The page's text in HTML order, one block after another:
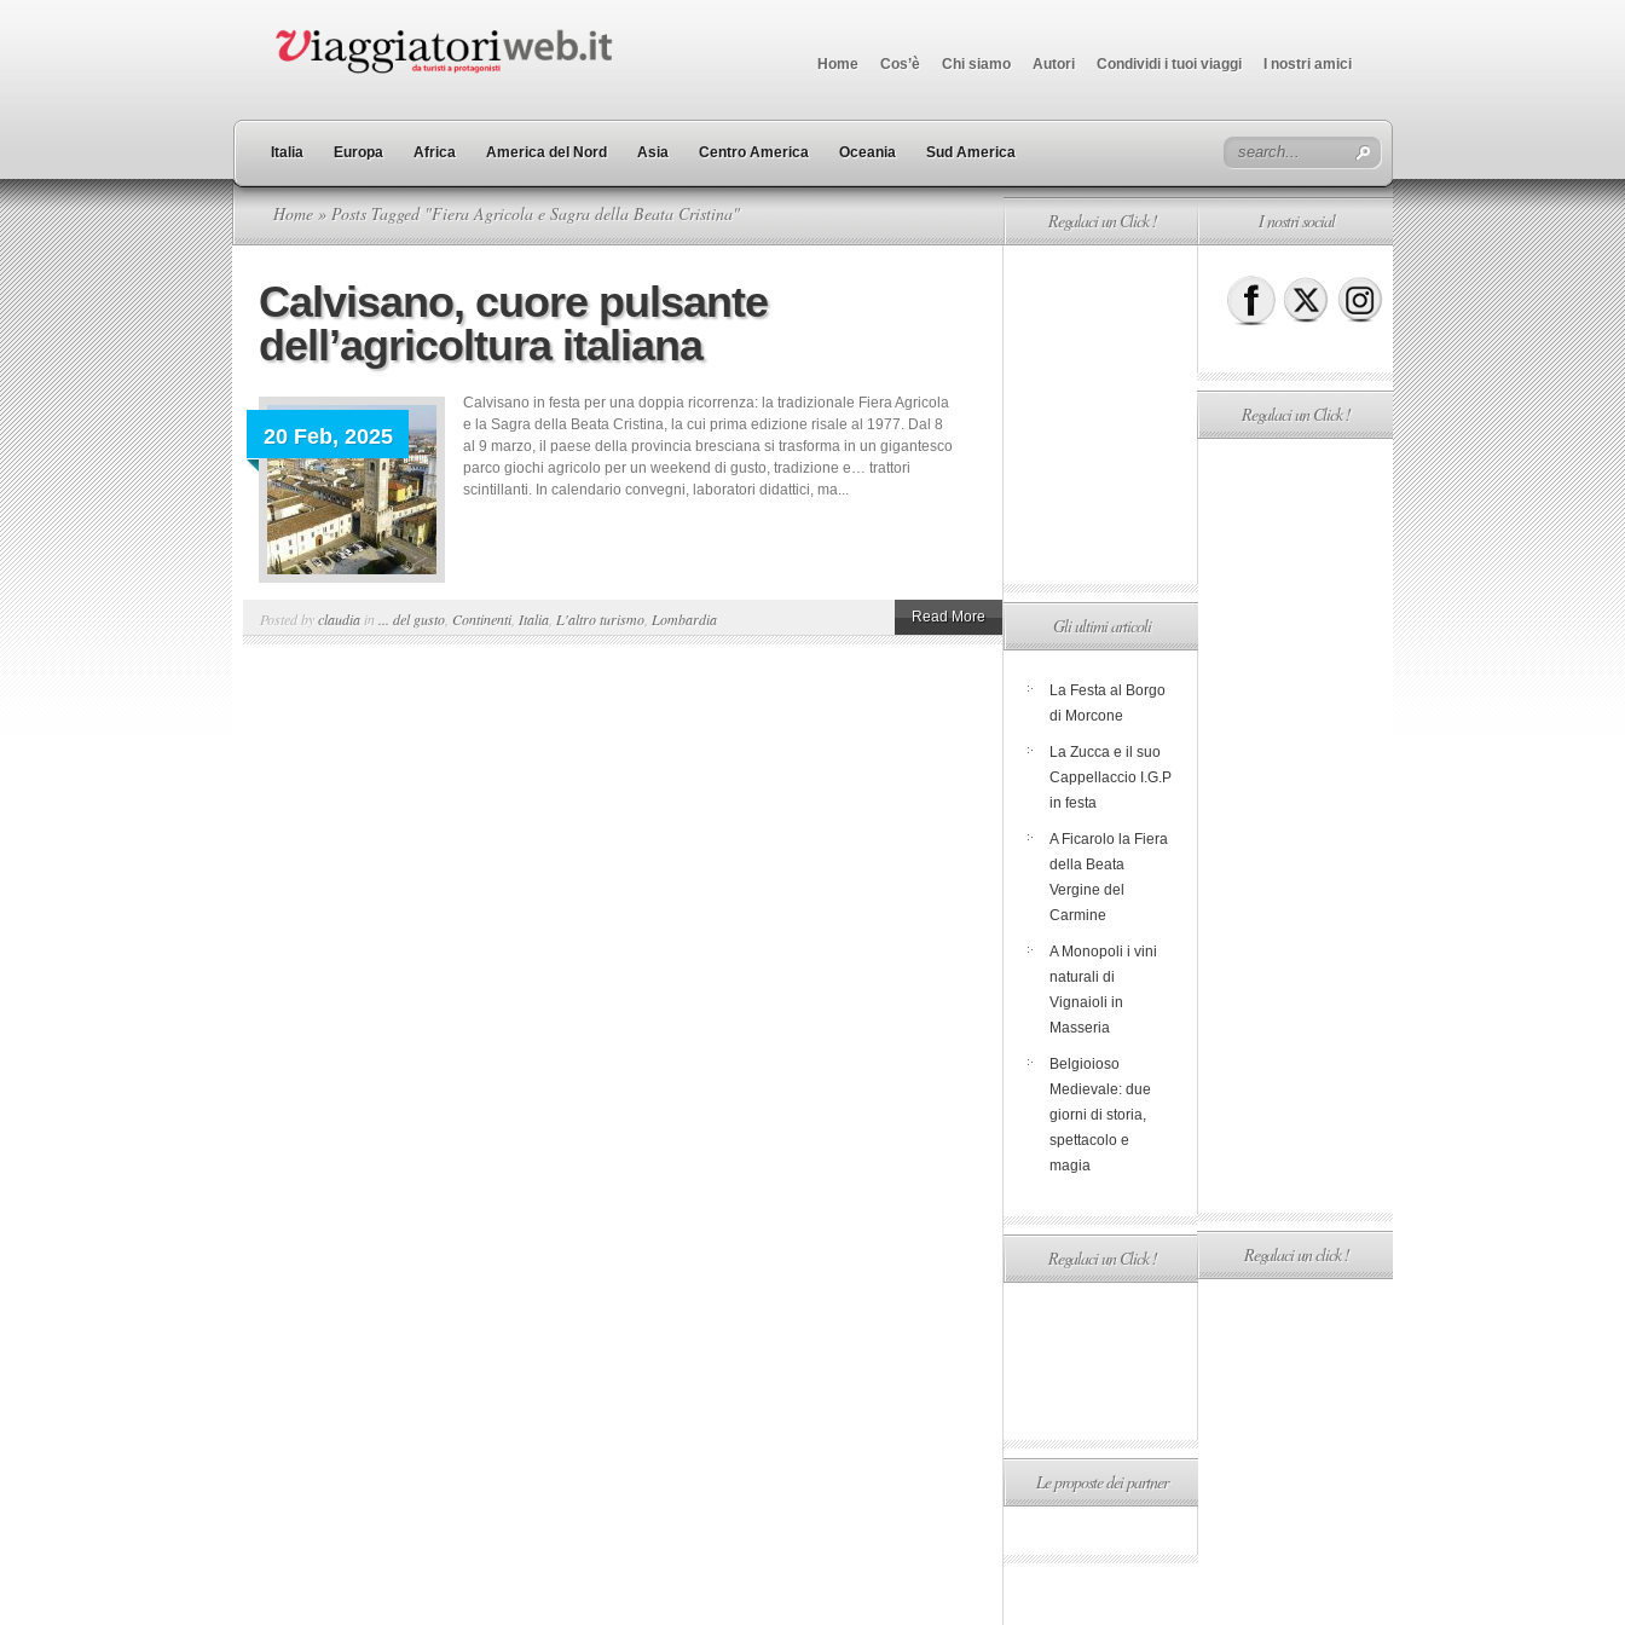
Home Cos’è Chi siamo Autori Condividi i tuoi viaggi I nostri amici
Italia Europa Africa America del Nord Asia Centro America Oceania Sud America
Home » Posts Tagged "Fiera Agricola e Sagra della Beata Cristina"
Calvisano, cuore pulsante
dell’agricoltura italiana
20 Feb, 2025
Calvisano in festa per una doppia ricorrenza: la tradizionale Fiera Agricola
e la Sagra della Beata Cristina, la cui prima edizione risale al 1977. Dal 8
al 9 marzo, il paese della provincia bresciana si trasforma in un gigantesco
parco giochi agricolo per un weekend di gusto, tradizione e… trattori
scintillanti. In calendario convegni, laboratori didattici, ma...
Posted byclaudia in ... del gusto Continenti, Italia L'altro turismo Lombardia Read More
Regalaci un Click !
Gli ultimi articoli
La Festa al Borgo
di Morcone
La Zucca e il suo
Cappellaccio I.G.P
in festa
A Ficarolo la Fiera
della Beata
Vergine del
Carmine
A Monopoli i vini
naturali di
Vignaioli in
Masseria
Belgioioso
Medievale: due
giorni di storia,
spettacolo e
magia
Regalaci un Click !
Le proposte dei partner
I nostri social
Regalaci un Click !
Regalaci un click !